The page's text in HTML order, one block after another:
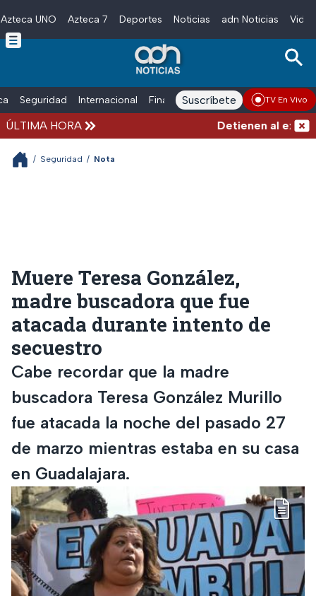
Skip to main content
Azteca UNO Azteca 7 Deportes Noticias adn Noticias
Seguridad Internacional Finanzas adn Noticias Radio
Suscríbete TV En Vivo
ÚLTIMA HORA Detienen al
/ Seguridad / Nota
Muere Teresa González,
madre buscadora que fue
atacada durante intento de
secuestro
Cabe recordar que la madre
buscadora Teresa González Murillo
fue atacada la noche del pasado 27
de marzo mientras estaba en su casa
en Guadalajara.